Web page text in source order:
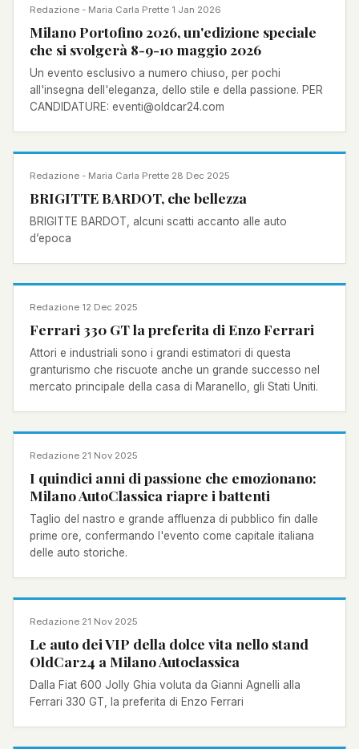
NOTIZIA
Redazione - Maria Carla Prette·1 Jan 2026
Milano Portofino 2026, un'edizione speciale
che si svolgerà 8-9-10 maggio 2026
Un evento esclusivo a numero chiuso, per pochi
all'insegna dell'eleganza, dello stile e della passione. PER
CANDIDATURE: eventi@oldcar24.com
NOTIZIA
Redazione - Maria Carla Prette·28 Dec 2025
BRIGITTE BARDOT, che bellezza
BRIGITTE BARDOT, alcuni scatti accanto alle auto
d’epoca
NOTIZIA
Redazione·12 Dec 2025
Ferrari 330 GT la preferita di Enzo Ferrari
Attori e industriali sono i grandi estimatori di questa
granturismo che riscuote anche un grande successo nel
mercato principale della casa di Maranello, gli Stati Uniti.
NOTIZIA
Redazione·21 Nov 2025
I quindici anni di passione che emozionano:
Milano AutoClassica riapre i battenti
Taglio del nastro e grande affluenza di pubblico fin dalle
prime ore, confermando l'evento come capitale italiana
delle auto storiche.
NOTIZIA
Redazione·21 Nov 2025
Le auto dei VIP della dolce vita nello stand
OldCar24 a Milano Autoclassica
Dalla Fiat 600 Jolly Ghia voluta da Gianni Agnelli alla
Ferrari 330 GT, la preferita di Enzo Ferrari